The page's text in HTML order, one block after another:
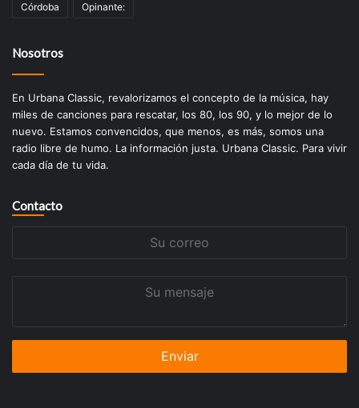
Córdoba Opinante:
Nosotros
En Urbana Classic, revalorizamos el concepto de la música, hay
miles de canciones para rescatar, los 80, los 90, y lo mejor de lo
nuevo. Estamos convencidos, que menos, es más, somos una
radio libre de humo. La información justa. Urbana Classic. Para vivir
cada día de tu vida.
Contacto